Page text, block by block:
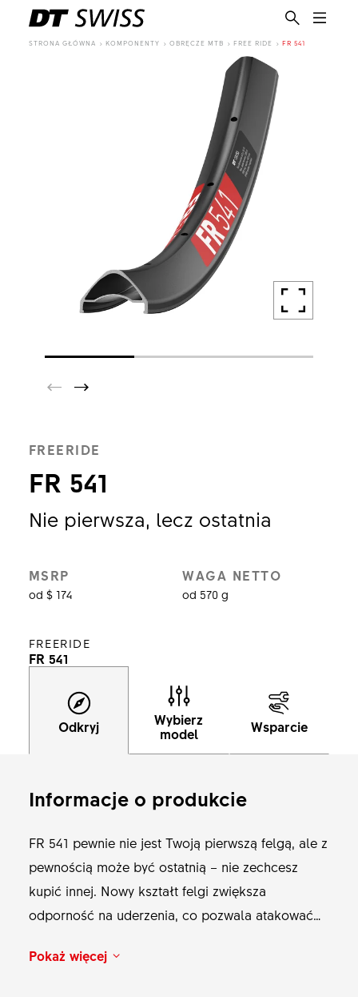
STRONA GŁÓWNA KOMPONENTY OBRĘCZE MTB FREE RIDE FR 541
FREERIDE
FR 541
Nie pierwsza, lecz ostatnia
MSRP
od $ 174
WAGA NETTO
od 570 g
FREERIDE
FR 541
Odkryj
Wybierz
model
Wsparcie
Informacje o produkcie
FR 541 pewnie nie jest Twoją pierwszą felgą, ale z
pewnością może być ostatnią – nie zechcesz
kupić innej. Nowy kształt felgi zwiększa
odporność na uderzenia, co pozwala atakować
przed ściśnięciem opony na ostrych krawędziach,
Pokaż więcej